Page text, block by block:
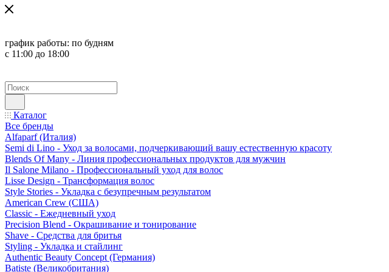
график работы: по будням
с 11:00 до 18:00
Каталог
Все бренды
Alfaparf (Италия)
Semi di Lino - Уход за волосами, подчеркивающий вашу естественную красоту
Blends Of Many - Линия профессиональных продуктов для мужчин
Il Salone Milano - Профессиональный уход для волос
Lisse Design - Трансформация волос
Style Stories - Укладка с безупречным результатом
American Crew (США)
Classic - Ежедневный уход
Precision Blend - Окрашивание и тонирование
Shave - Средства для бритья
Styling - Укладка и стайлинг
Authentic Beauty Concept (Германия)
Batiste (Великобритания)